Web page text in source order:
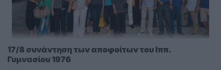
17/8 συνάντηση των αποφοίτων του Ιππ.
Γυμνασίου 1976